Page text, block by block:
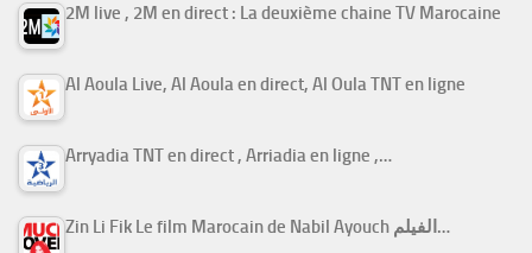
2M live , 2M en direct : La deuxième chaine TV Marocaine
Al Aoula Live, Al Aoula en direct, Al Oula TNT en ligne
Arryadia TNT en direct , Arriadia en ligne ,…
Zin Li Fik Le film Marocain de Nabil Ayouch الفيلم…